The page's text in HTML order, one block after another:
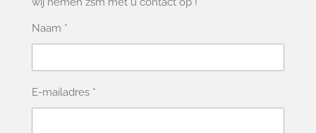
Naam *
E-mailadres *